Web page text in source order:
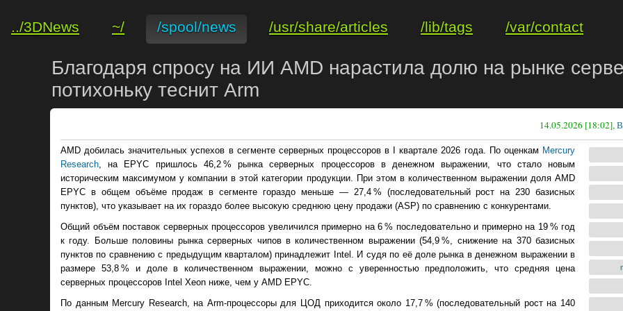
../3DNews ~/ /spool/news /usr/share/articles /lib/tags /var/contact
Благодаря спросу на ИИ AMD нарастила долю на рынке
потихоньку теснит Arm
14.05.2026 [18:02],
AMD добилась значительных успехов в сегменте серверных процессоров в I квартале 2026 года. По оценкам Mercury
Research, на EPYC пришлось 46,2 % рынка серверных процессоров в денежном выражении, что стало новым
историческим максимумом у компании в этой категории продукции. При этом в количественном выражении доля AMD
EPYC в общем объёме продаж в сегменте гораздо меньше — 27,4 % (последовательный рост на 230 базисных
пунктов), что указывает на их гораздо более высокую среднюю цену продажи (ASP) по сравнению с конкурентами.
Общий объём поставок серверных процессоров увеличился примерно на 6 % последовательно и примерно на 19 % год
к году. Больше половины рынка серверных чипов в количественном выражении (54,9 %, снижение на 370 базисных
пунктов по сравнению с предыдущим кварталом) принадлежит Intel. И судя по её доле рынка в денежном выражении в
размере 53,8 % и доле в количественном выражении, можно с уверенностью предположить, что средняя цена
серверных процессоров Intel Xeon ниже, чем у AMD EPYC.
По данным Mercury Research, на Arm-процессоры для ЦОД приходится около 17,7 % (последовательный рост на 140